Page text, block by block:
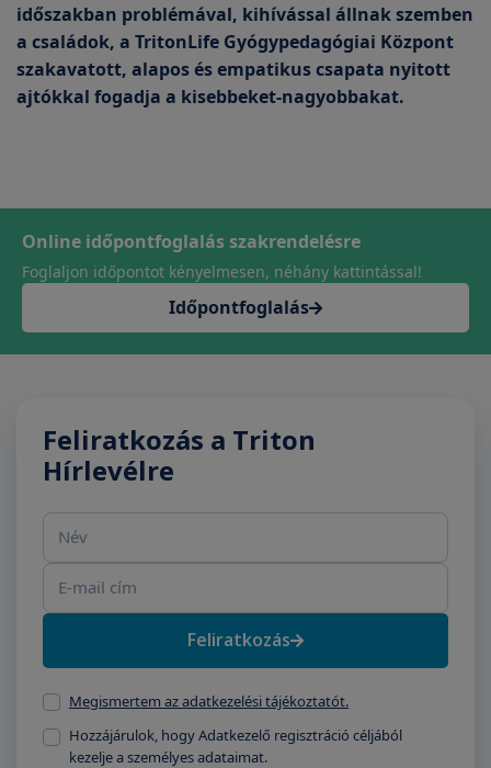
időszakban problémával, kihívással állnak szemben
a családok, a TritonLife Gyógypedagógiai Központ
szakavatott, alapos és empatikus csapata nyitott
ajtókkal fogadja a kisebbeket-nagyobbakat.
Online időpontfoglalás szakrendelésre
Foglaljon időpontot kényelmesen, néhány kattintással!
Időpontfoglalás
Feliratkozás a Triton
Hírlevélre
Név
E-mail cím
Feliratkozás
Megismertem az adatkezelési tájékoztatót.
Hozzájárulok, hogy Adatkezelő regisztráció céljából
kezelje a személyes adataimat.